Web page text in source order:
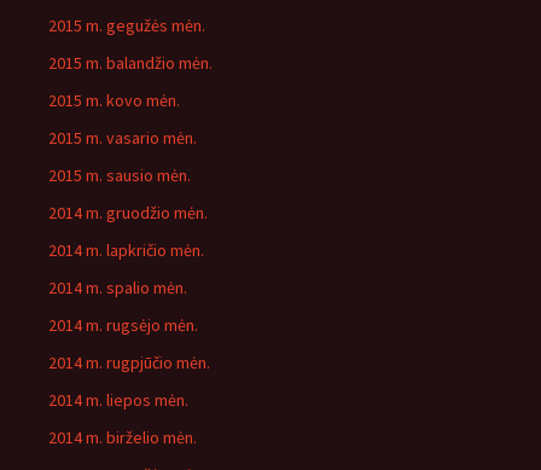
2015 m. gegužės mėn.
2015 m. balandžio mėn.
2015 m. kovo mėn.
2015 m. vasario mėn.
2015 m. sausio mėn.
2014 m. gruodžio mėn.
2014 m. lapkričio mėn.
2014 m. spalio mėn.
2014 m. rugsėjo mėn.
2014 m. rugpjūčio mėn.
2014 m. liepos mėn.
2014 m. birželio mėn.